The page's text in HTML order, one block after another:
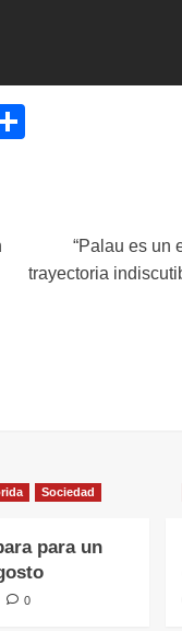
“Palau es un
trayectoria
Sociedad
para un
0